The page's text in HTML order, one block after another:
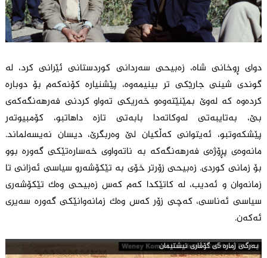
دوای ڕوخانی شاە، زەبیحی سەردانی کوردستانی ئێرانی کرد، لە
گوندی شینی جارێکی تر بینیمەوە، پێشنیارە کۆنەکەم بۆ دوبارە
کردەوە کە لەوێ بمێنێتەوەو خەریکی تەواو کردنی فەرهەنگەکەی
بێ، بەتایبەتی لەوکاتەدا بابەتی تازە داهاتبو، کۆمبیوتەر
پێشکەوتبو، ئەیتوانی کەڵکیان لێ وەربگرێ، دیسان نەیسەلماند.
مانەوەی پڕۆژەی فەرهەنگەکە بە ناتەواوی خەسارەتێکی گەورە بوو
بۆ زمانی کوردی. زەبیحی زۆرتر خۆی بە تێکۆشەرو سیاسی ئەزانی تا
زمانەوان و ئەدیب، لە کاتێکدا کەم کەس زەبیحی وەک تێکۆشەری
سیاسی ئەناسی، کەچی زۆر کەس وەک زمانەوانێکی گەورە سەیری
ئەکەن.
به‌رگی ژماره‌ 5ی گۆڤاری نیشتیمان